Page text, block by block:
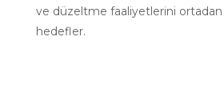
ve düzeltme faaliyetlerini ortadan
hedefler.